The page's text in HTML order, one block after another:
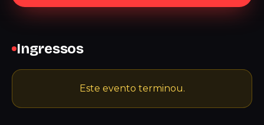
Ingressos
Este evento terminou.